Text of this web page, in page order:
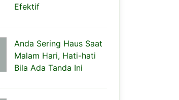
Efektif
Anda Sering Haus Saat
Malam Hari, Hati-hati
Bila Ada Tanda Ini